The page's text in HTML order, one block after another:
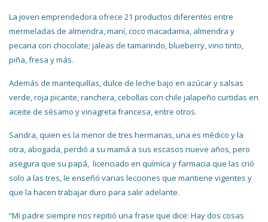
La joven emprendedora ofrece 21 productos diferentes entre
mermeladas de almendra, maní, coco macadamia, almendra y
pecana con chocolate; jaleas de tamarindo, blueberry, vino tinto,
piña, fresa y más.
Además de mantequillas, dulce de leche bajo en azúcar y salsas
verde, roja picante, ranchera, cebollas con chile jalapeño curtidas en
aceite de sésamo y vinagreta francesa, entre otros.
Sandra, quien es la menor de tres hermanas, una es médico y la
otra, abogada, perdió a su mamá a sus escasos nueve años, pero
asegura que su papá, licenciado en química y farmacia que las crió
solo a las tres, le enseñó varias lecciones que mantiene vigentes y
que la hacen trabajar duro para salir adelante.
“Mi padre siempre nos repitió una frase que dice: Hay dos cosas